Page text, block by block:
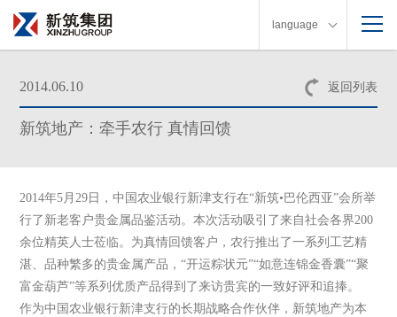
language
返回列表
2014.06.10
新筑地产：牵手农行 真情回馈
2014年5月29日，中国农业银行新津支行在“新筑•巴伦西亚”会所举
行了新老客户贵金属品鉴活动。本次活动吸引了来自社会各界200
余位精英人士莅临。为真情回馈客户，农行推出了一系列工艺精
湛、品种繁多的贵金属产品，“开运粽状元”“如意连锦金香囊”“聚
富金葫芦”等系列优质产品得到了来访贵宾的一致好评和追捧。
作为中国农业银行新津支行的长期战略合作伙伴，新筑地产为本